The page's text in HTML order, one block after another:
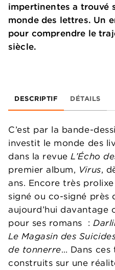
impertinentes a trouvé
monde des lettres. Un
pour comprendre le
siècle.
DESCRIPTIF DÉTAILS
C’est par la bande-
investit le monde des
dans la revueL’Écho
premier album, Virus,
ans. Encore très
signé ou co-signé près
aujourd’hui davantage
pour ses romans :
Le Magasin des
de tonnerre… Dans ces
construits sur une